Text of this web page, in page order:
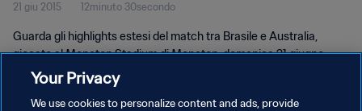
21 giu 2015 12minuto 30secondo
Guarda gli highlights estesi del match tra Brasile e Australia,
giocato al Moncton Stadium di Moncton, domenica 21 giugno
2015.Your Privacy
We use cookies to personalize content and ads, provide